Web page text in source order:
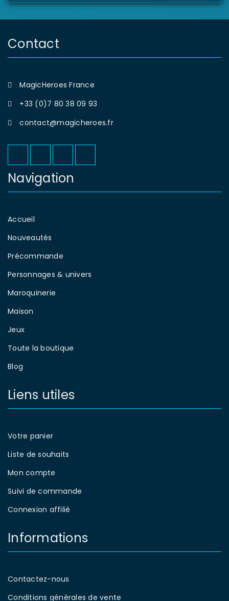
Contact
MagicHeroes France
+33 (0)7 80 38 09 93
contact@magicheroes.fr
Navigation
Accueil
Nouveautés
Précommande
Personnages & univers
Maroquinerie
Maison
Jeux
Toute la boutique
Blog
Liens utiles
Votre panier
Liste de souhaits
Mon compte
Suivi de commande
Connexion affilié
Informations
Contactez-nous
Conditions générales de vente